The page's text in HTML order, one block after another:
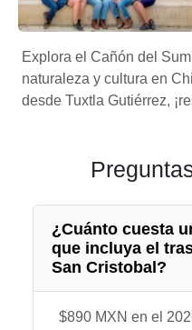
Explora el Cañón del
naturaleza y cultura en
desde Tuxtla Gutiérrez,
¿Cuánto cuesta
que incluya el
San Cristobal?
$890 MXN en el